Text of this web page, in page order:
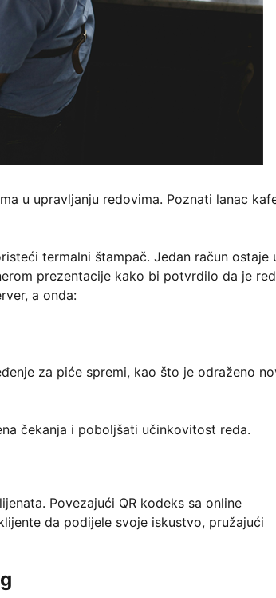
u upravljanju redovima. Poznati lanac
termalni štampač. Jedan račun ostaje
prezentacije kako bi potvrdilo da je red
a onda:
za piće spremi, kao što je odraženo
čekanja i poboljšati učinkovitost reda.
Povezajući QR kodeks sa online
da podijele svoje iskustvo, pružajući